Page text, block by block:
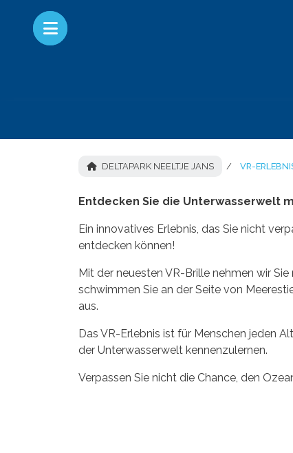
DELTAPARK NEELTJE JANS VR-
Entdecken Sie die Unterwasserwelt
Ein innovatives Erlebnis, das Sie nicht
entdecken können!
Mit der neuesten VR-Brille nehmen wir
schwimmen Sie an der Seite von
aus.
Das VR-Erlebnis ist für Menschen jeden
der Unterwasserwelt kennenzulernen.
Verpassen Sie nicht die Chance, den